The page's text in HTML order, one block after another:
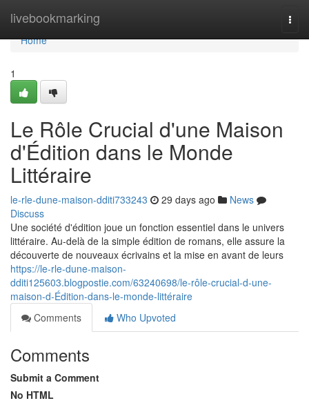
livebookmarking
Home
Home
1
Le Rôle Crucial d'une Maison
d'Édition dans le Monde
Littéraire
le-rle-dune-maison-dditi733243 29 days ago
News
Discuss
Une société d'édition joue un fonction essentiel dans le univers
littéraire. Au-delà de la simple édition de romans, elle assure la
découverte de nouveaux écrivains et la mise en avant de leurs
https://le-rle-dune-maison-
dditi125603.blogpostie.com/63240698/le-rôle-crucial-d-une-
maison-d-Édition-dans-le-monde-littéraire
Comments
Who Upvoted
Comments
Submit a Comment
No HTML